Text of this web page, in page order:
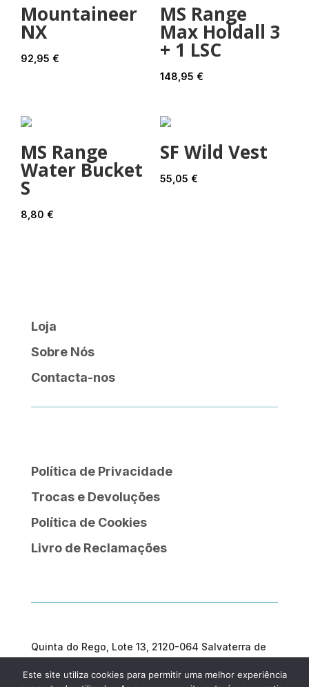
Mountaineer
NX
92,95 €
MS Range
Max Holdall 3
+ 1 LSC
148,95 €
MS Range
Water Bucket
S
8,80 €
SF Wild Vest
55,05 €
Loja
Sobre Nós
Contacta-nos
Política de Privacidade
Trocas e Devoluções
Política de Cookies
Livro de Reclamações
Quinta do Rego, Lote 13, 2120-064 Salvaterra de
Este site utiliza cookies para permitir uma melhor experiência